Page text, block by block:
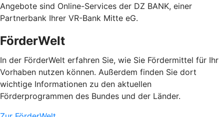
Angebote sind Online-Services der DZ BANK, einer
Partnerbank Ihrer VR-Bank Mitte eG.
FörderWelt
In der FörderWelt erfahren Sie, wie Sie Fördermittel für Ihr
Vorhaben nutzen können. Außerdem finden Sie dort
wichtige Informationen zu den aktuellen
Förderprogrammen des Bundes und der Länder.